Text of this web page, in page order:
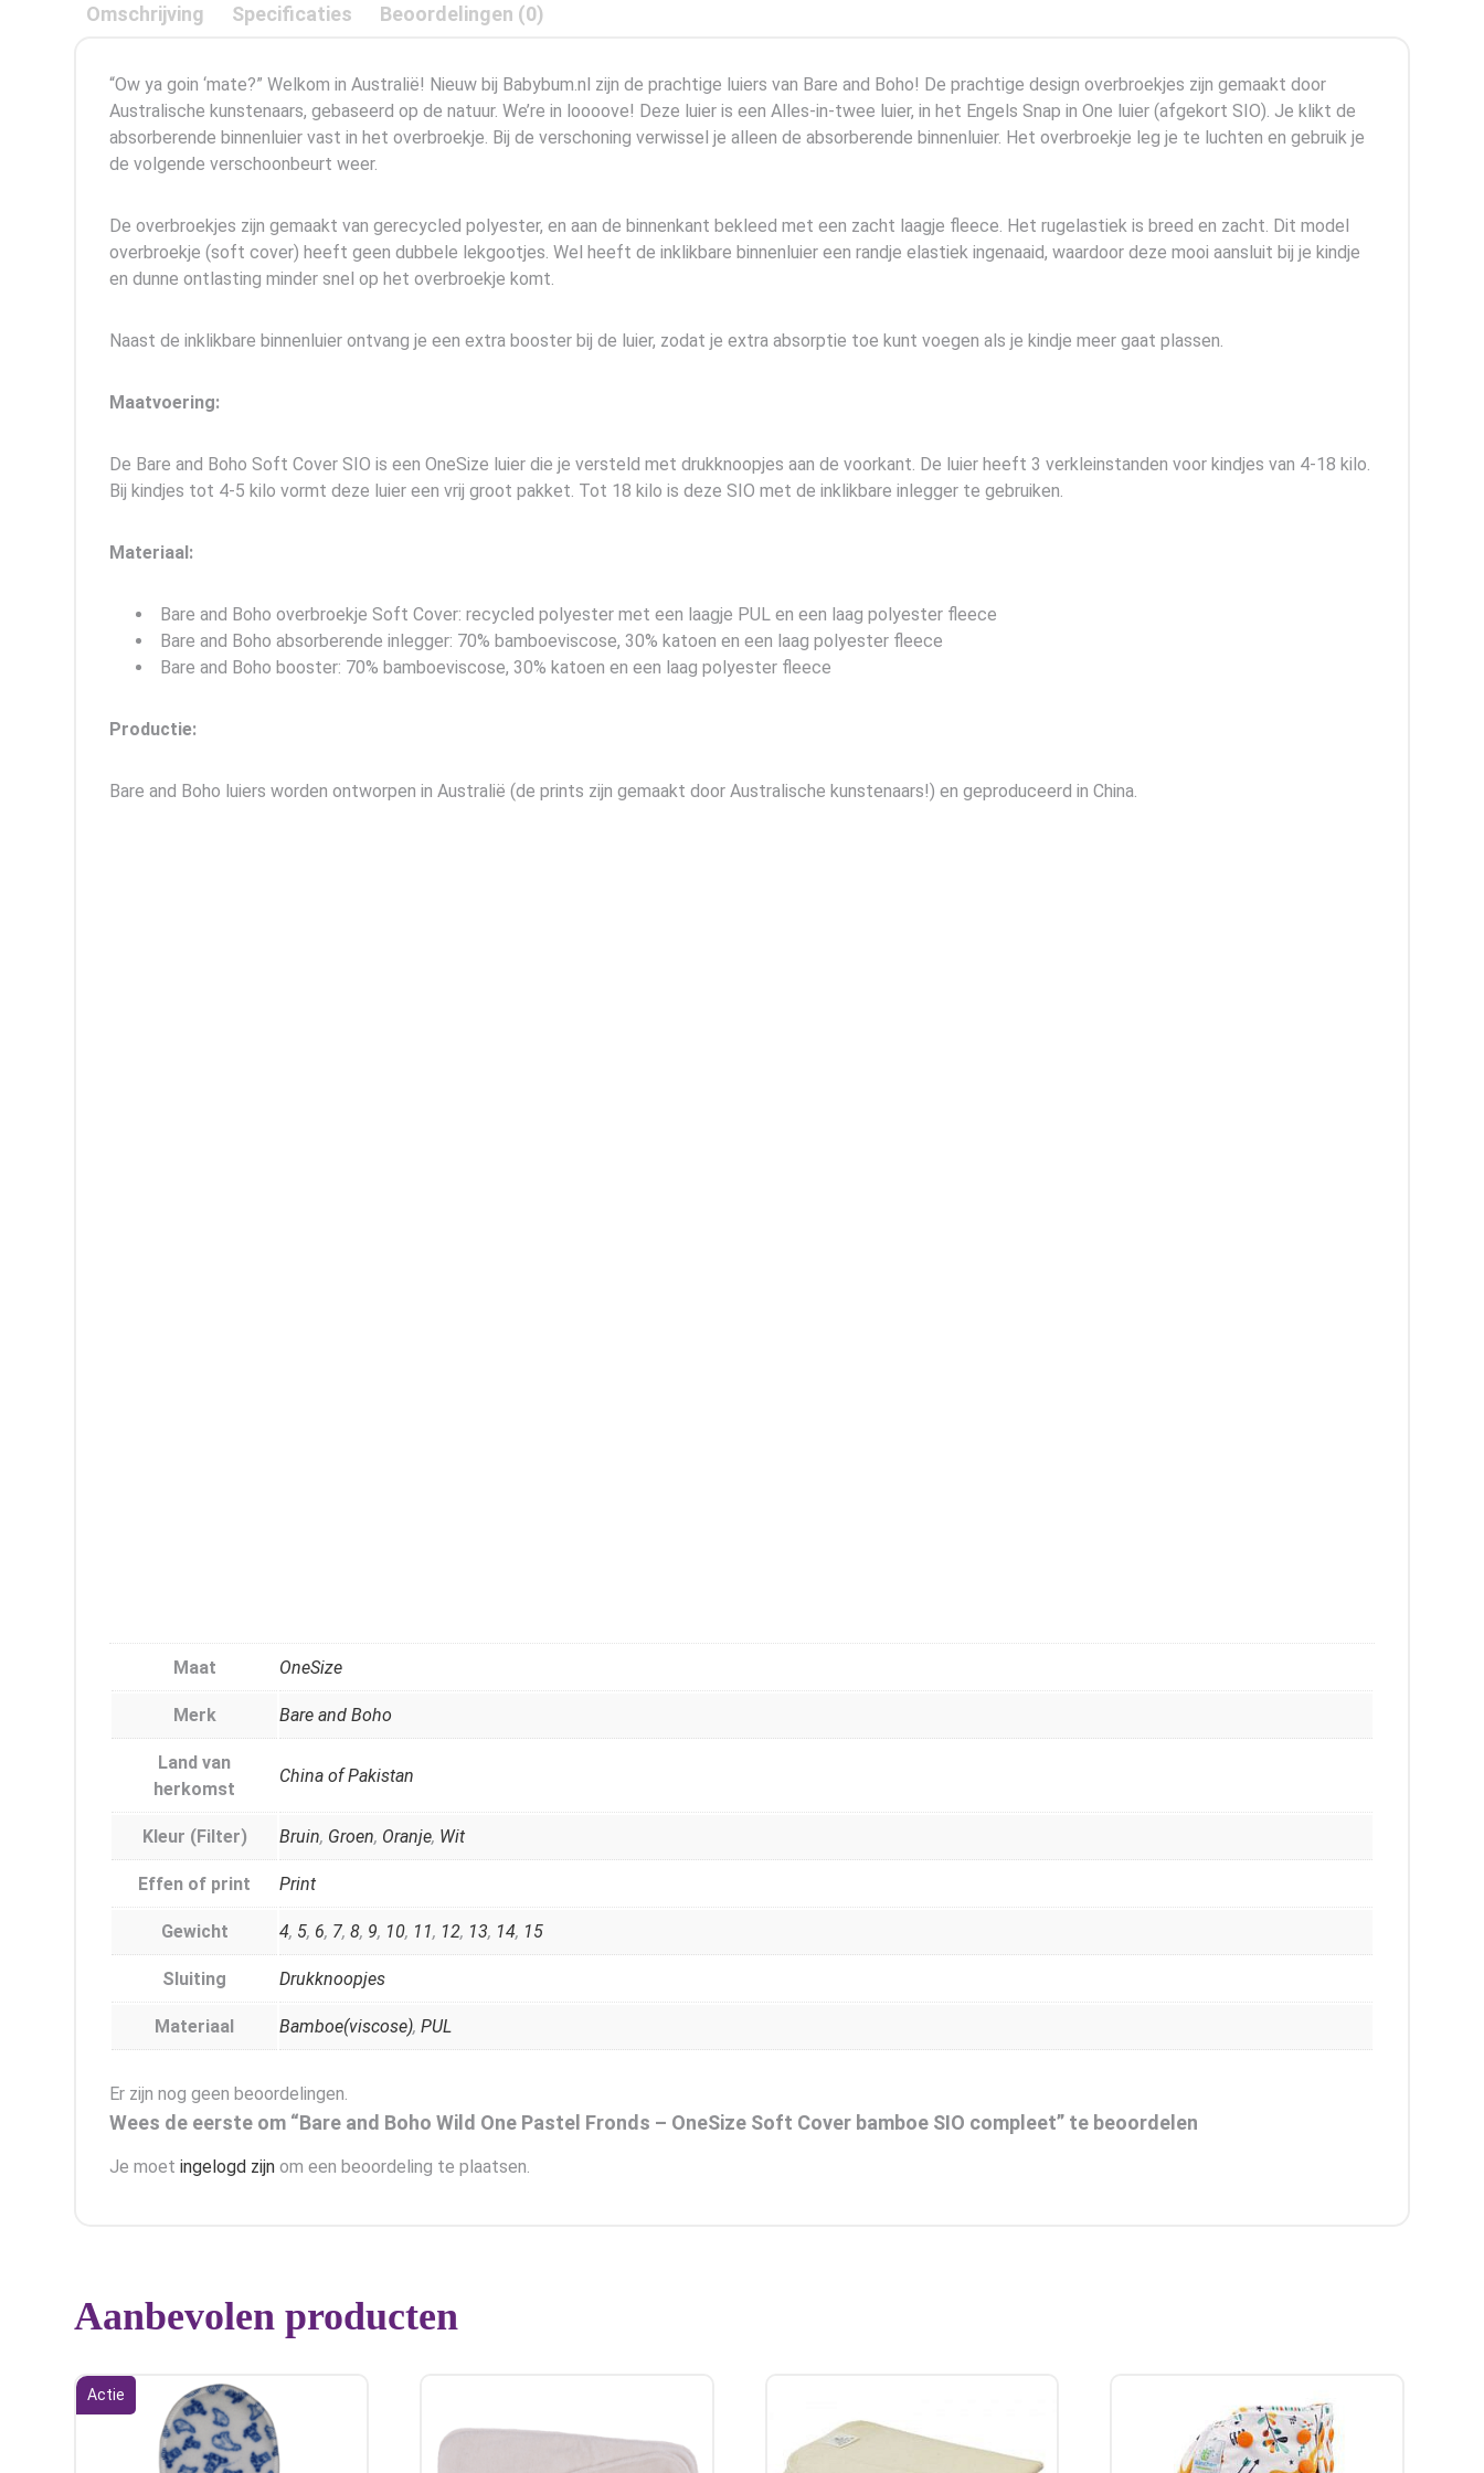
Omschrijving Specificaties Beoordelingen (0)
“Ow ya goin ‘mate?” Welkom in Australië! Nieuw bij Babybum.nl zijn de prachtige luiers van Bare and Boho! De prachtige design overbroekjes zijn gemaakt door
Australische kunstenaars, gebaseerd op de natuur. We’re in loooove! Deze luier is een Alles-in-twee luier, in het Engels Snap in One luier (afgekort SIO). Je klikt de
absorberende binnenluier vast in het overbroekje. Bij de verschoning verwissel je alleen de absorberende binnenluier. Het overbroekje leg je te luchten en gebruik je
de volgende verschoonbeurt weer.
De overbroekjes zijn gemaakt van gerecycled polyester, en aan de binnenkant bekleed met een zacht laagje fleece. Het rugelastiek is breed en zacht. Dit model
overbroekje (soft cover) heeft geen dubbele lekgootjes. Wel heeft de inklikbare binnenluier een randje elastiek ingenaaid, waardoor deze mooi aansluit bij je kindje
en dunne ontlasting minder snel op het overbroekje komt.
Naast de inklikbare binnenluier ontvang je een extra booster bij de luier, zodat je extra absorptie toe kunt voegen als je kindje meer gaat plassen.
Maatvoering:
De Bare and Boho Soft Cover SIO is een OneSize luier die je versteld met drukknoopjes aan de voorkant. De luier heeft 3 verkleinstanden voor kindjes van 4-18 kilo.
Bij kindjes tot 4-5 kilo vormt deze luier een vrij groot pakket. Tot 18 kilo is deze SIO met de inklikbare inlegger te gebruiken.
Materiaal:
Bare and Boho overbroekje Soft Cover: recycled polyester met een laagje PUL en een laag polyester fleece
Bare and Boho absorberende inlegger: 70% bamboeviscose, 30% katoen en een laag polyester fleece
Bare and Boho booster: 70% bamboeviscose, 30% katoen en een laag polyester fleece
Productie:
Bare and Boho luiers worden ontworpen in Australië (de prints zijn gemaakt door Australische kunstenaars!) en geproduceerd in China.
Maat OneSize
Merk Bare and Boho
Land van
herkomst
China of Pakistan
Kleur (Filter) Bruin, Groen, Oranje, Wit
Effen of print Print
Gewicht 4, 5, 6, 7, 8, 9, 10, 11, 12, 13, 14, 15
Sluiting Drukknoopjes
Materiaal Bamboe(viscose), PUL
Er zijn nog geen beoordelingen.
Wees de eerste om “Bare and Boho Wild One Pastel Fronds – OneSize Soft Cover bamboe SIO compleet” te beoordelen
Je moet ingelogd zijn om een beoordeling te plaatsen.
Aanbevolen producten
Actie